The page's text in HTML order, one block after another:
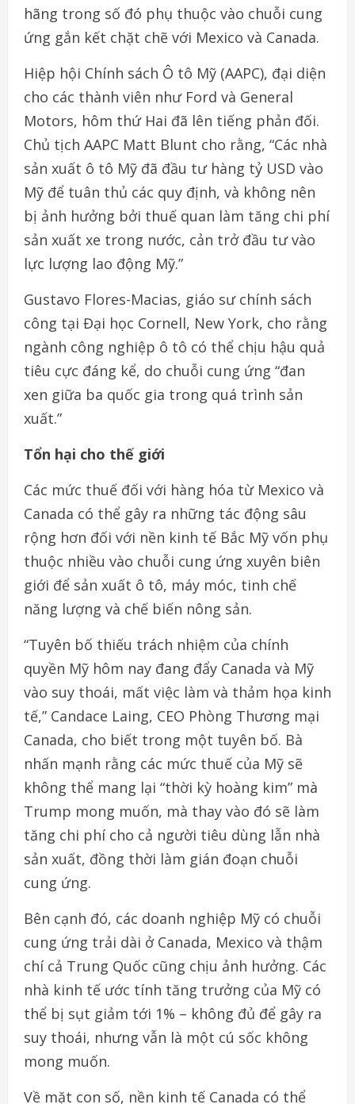
hãng trong số đó phụ thuộc vào chuỗi cung
ứng gắn kết chặt chẽ với Mexico và Canada.
Hiệp hội Chính sách Ô tô Mỹ (AAPC), đại diện
cho các thành viên như Ford và General
Motors, hôm thứ Hai đã lên tiếng phản đối.
Chủ tịch AAPC Matt Blunt cho rằng, “Các nhà
sản xuất ô tô Mỹ đã đầu tư hàng tỷ USD vào
Mỹ để tuân thủ các quy định, và không nên
bị ảnh hưởng bởi thuế quan làm tăng chi phí
sản xuất xe trong nước, cản trở đầu tư vào
lực lượng lao động Mỹ.”
Gustavo Flores-Macias, giáo sư chính sách
công tại Đại học Cornell, New York, cho rằng
ngành công nghiệp ô tô có thể chịu hậu quả
tiêu cực đáng kể, do chuỗi cung ứng “đan
xen giữa ba quốc gia trong quá trình sản
xuất.”
Tổn hại cho thế giới
Các mức thuế đối với hàng hóa từ Mexico và
Canada có thể gây ra những tác động sâu
rộng hơn đối với nền kinh tế Bắc Mỹ vốn phụ
thuộc nhiều vào chuỗi cung ứng xuyên biên
giới để sản xuất ô tô, máy móc, tinh chế
năng lượng và chế biến nông sản.
“Tuyên bố thiếu trách nhiệm của chính
quyền Mỹ hôm nay đang đẩy Canada và Mỹ
vào suy thoái, mất việc làm và thảm họa kinh
tế,” Candace Laing, CEO Phòng Thương mại
Canada, cho biết trong một tuyên bố. Bà
nhấn mạnh rằng các mức thuế của Mỹ sẽ
không thể mang lại “thời kỳ hoàng kim” mà
Trump mong muốn, mà thay vào đó sẽ làm
tăng chi phí cho cả người tiêu dùng lẫn nhà
sản xuất, đồng thời làm gián đoạn chuỗi
cung ứng.
Bên cạnh đó, các doanh nghiệp Mỹ có chuỗi
cung ứng trải dài ở Canada, Mexico và thậm
chí cả Trung Quốc cũng chịu ảnh hưởng. Các
nhà kinh tế ước tính tăng trưởng của Mỹ có
thể bị sụt giảm tới 1% – không đủ để gây ra
suy thoái, nhưng vẫn là một cú sốc không
mong muốn.
Về mặt con số, nền kinh tế Canada có thể